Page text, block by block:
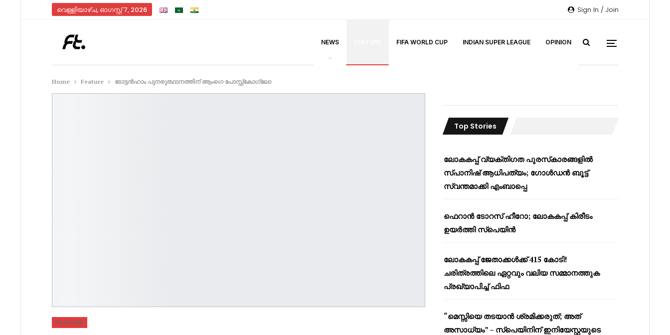
Sign In / Join
വെള്ളിയാഴ്‌ച, ഓഗസ്റ്റ്‌ 7, 2026
NEWS FIFA WORLD CUP INDIAN SUPER LEAGUE OPINION
Home Feature ടോട്ടൻഹാം പുനരുത്ഥാനത്തിന് ആംഗെ പോസ്റ്റ്‌കോഗ്ലോ
FEATURE
Top Stories
ലോകകപ്പ് വ്യക്തിഗത പുരസ്‌കാരങ്ങളിൽ
സ്പാനിഷ് ആധിപത്യം; ഗോൾഡൻ ബൂട്ട്
സ്വന്തമാക്കി എംബാപ്പെ
ഫെറാൻ ടോറസ് ഹീറോ; ലോകകപ്പ് കിരീടം
ഉയർത്തി സ്പെയിൻ
ലോകകപ്പ് ജേതാക്കൾക്ക് 415 കോടി!
ചരിത്രത്തിലെ ഏറ്റവും വലിയ സമ്മാനത്തുക
പ്രഖ്യാപിച്ച് ഫിഫ
“മെസ്സിയെ തടയാൻ ശ്രമിക്കരുത്; അത്
അസാധ്യം” – സ്പെയിനിന് ഇനിയേസ്റ്റയുടെ